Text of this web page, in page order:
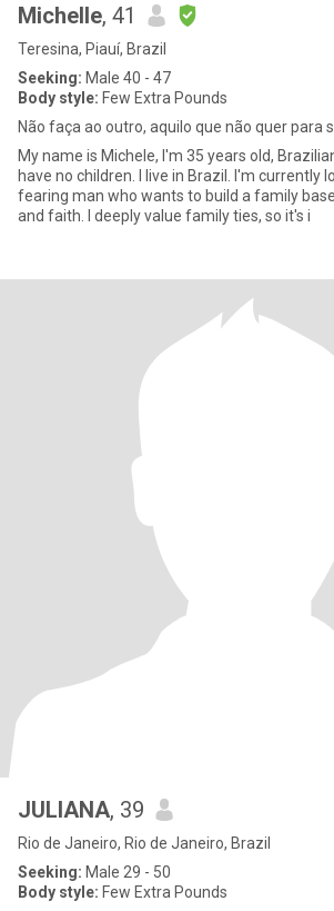
Michelle, 41
Teresina, Piauí, Brazil
Seeking: Male 40 - 47
Body style: Few Extra Pounds
Não faça ao outro, aquilo que não quer para
My name is Michele, I'm 35 years old,
have no children. I live in Brazil. I'm currently looking for a God-
fearing man who wants to build a family
and faith. I deeply value family ties, so it's i
JULIANA, 39
Rio de Janeiro, Rio de Janeiro, Brazil
Seeking: Male 29 - 50
Body style: Few Extra Pounds